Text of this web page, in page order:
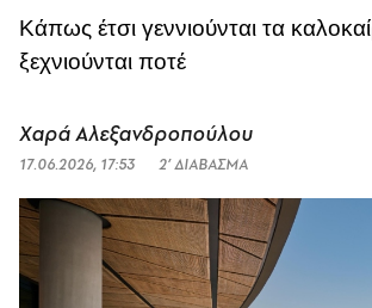
Κάπως έτσι γεννιούνται τα
ξεχνιούνται ποτέ
Χαρά Αλεξανδροπούλου
17.06.2026, 17:53 2’ ΔΙΑΒΑΣΜΑ